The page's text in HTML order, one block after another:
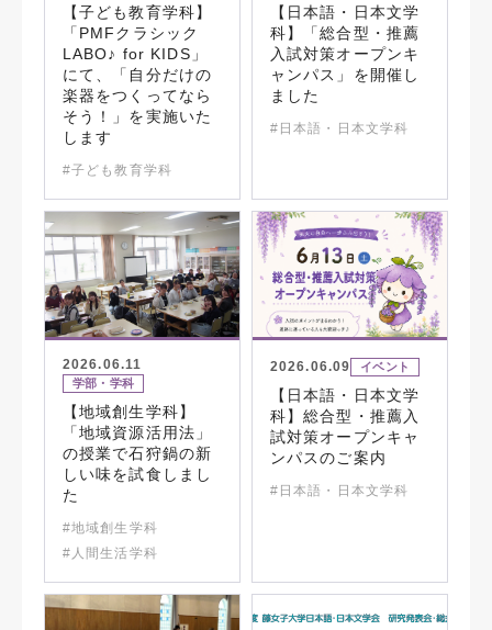
【子ども教育学科】
「PMFクラシック
LABO♪ for KIDS」
にて、「自分だけの
楽器をつくってなら
そう！」を実施いた
します
#子ども教育学科
【日本語・日本文学
科】「総合型・推薦
入試対策オープンキ
ャンパス」を開催し
ました
#日本語・日本文学科
2026.06.11
学部・学科
【地域創生学科】
「地域資源活用法」
の授業で石狩鍋の新
しい味を試食しまし
た
#地域創生学科
#人間生活学科
2026.06.09 イベント
【日本語・日本文学
科】総合型・推薦入
試対策オープンキャ
ンパスのご案内
#日本語・日本文学科